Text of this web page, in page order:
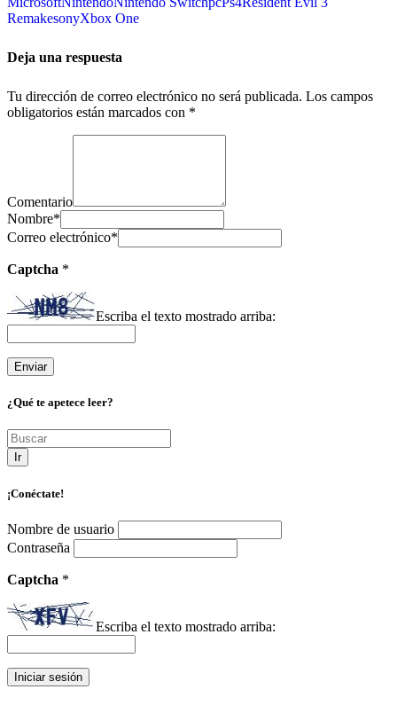
RemakesonyXbox One
Deja una respuesta
Tu dirección de correo electrónico no será publicada. Los campos
obligatorios están marcados con *
Comentario
Nombre*
Correo electrónico*
Captcha *
Escriba el texto mostrado arriba:
¿Qué te apetece leer?
Ir
¡Conéctate!
Nombre de usuario
Contraseña
Captcha *
Escriba el texto mostrado arriba: